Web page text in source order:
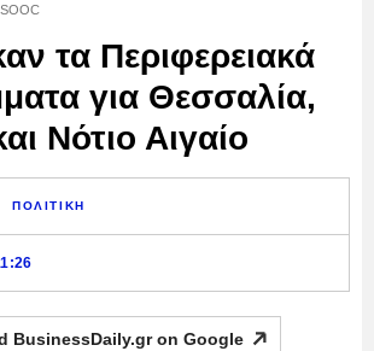
τα Περιφερειακά
για Θεσσαλία,
Νότιο Αιγαίο
ΠΟΛΙΤΙΚΗ
BusinessDaily.gr on Google